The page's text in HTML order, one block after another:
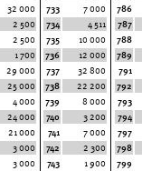
32 000
2 500
2 500
1 700
29 000
25 000
4 000
24 000
21 000
3 000
3 000
733
7 000
734
4 511
735
10 000
736
12 000
737
32 800
738
22 200
739
8 000
740
3 200
741
7 000
742
2 300
743
1 900
786
787
788
789
791
792
793
794
797
798
799